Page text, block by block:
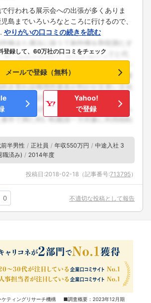
行われる展示会への出張が多くありま
島までいろいろなところに行けるので、
やりがいの口コミの続きを読む
登録して、60万社の口コミをチェック
メールで登録（無料）
Yahoo!
で登録
半男性 正社員 年収550万円
中途入社 3
職済み)
2014年度
投稿日:2018-02-18 （記事番号:713795）
0 不適切な投稿として報告
ケティングリサーチ機構 ■調査概要：2023年12月期